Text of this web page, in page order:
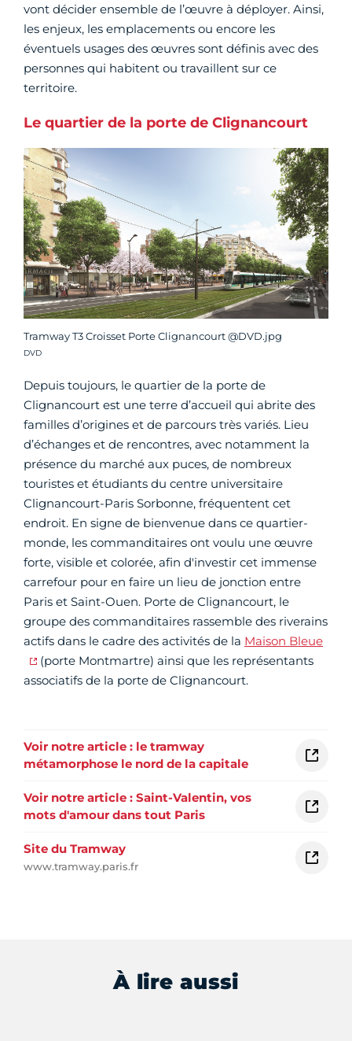
vont décider ensemble de l’œuvre à déployer. Ainsi,
les enjeux, les emplacements ou encore les
éventuels usages des œuvres sont définis avec des
personnes qui habitent ou travaillent sur ce
territoire.
Le quartier de la porte de Clignancourt
Tramway T3 Croisset Porte Clignancourt @DVD.jpg
Crédit photo :
DVD
Depuis toujours, le quartier de la porte de
Clignancourt est une terre d’accueil qui abrite des
familles d’origines et de parcours très variés. Lieu
d’échanges et de rencontres, avec notamment la
présence du marché aux puces, de nombreux
touristes et étudiants du centre universitaire
Clignancourt-Paris Sorbonne, fréquentent cet
endroit. En signe de bienvenue dans ce quartier-
monde, les commanditaires ont voulu une œuvre
forte, visible et colorée, afin d'investir cet immense
carrefour pour en faire un lieu de jonction entre
Paris et Saint-Ouen. Porte de Clignancourt, le
groupe des commanditaires rassemble des riverains
actifs dans le cadre des activités de la Maison Bleue
(porte Montmartre) ainsi que les représentants
associatifs de la porte de Clignancourt.
Voir notre article : le tramway
métamorphose le nord de la capitale
Voir notre article : Saint-Valentin, vos
mots d'amour dans tout Paris
Site du Tramway
www.tramway.paris.fr
À lire aussi